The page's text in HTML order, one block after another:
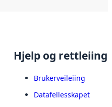
Hjelp og rettleiing
Brukerveileiing
Datafellesskapet